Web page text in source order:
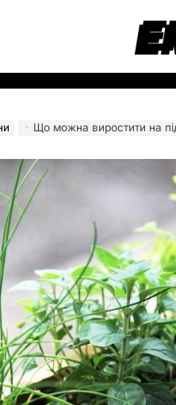
Що можна виростити на